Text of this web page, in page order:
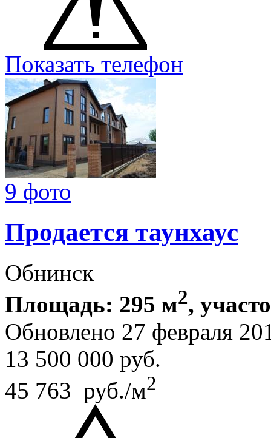
Показать телефон
9 фото
Продается таунхаус
Обнинск
Площадь: 295 м2,
Обновлено 27 февраля
13 500 000 руб.
45 763 руб./м2